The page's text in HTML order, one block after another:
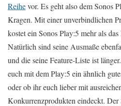
Reihevor. Es geht also dem Sonos
Kragen. Mit einer unverbindlichen
kostet ein Sonos Play:5 mehr als
Natürlich sind seine Ausmaße
und die seine Feature-Liste ist
euch mit dem Play:5 ein ähnlich
oder ob ihr euch lieber mit
Konkurrenzprodukten eindeckt.